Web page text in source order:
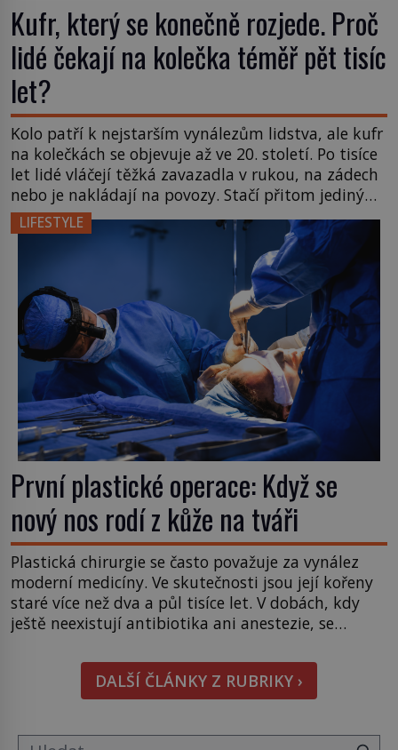
Kufr, který se konečně rozjede. Proč
lidé čekají na kolečka téměř pět tisíc
let?
Kolo patří k nejstarším vynálezům lidstva, ale kufr
na kolečkách se objevuje až ve 20. století. Po tisíce
let lidé vláčejí těžká zavazadla v rukou, na zádech
nebo je nakládají na povozy. Stačí přitom jediný
nápad, připevnit ke kufru kolečka. Jenže právě ten
nikdo dlouho nedostane. Až jednou se na letišti
LIFESTYLE
První plastické operace: Když se
nový nos rodí z kůže na tváři
Plastická chirurgie se často považuje za vynález
moderní medicíny. Ve skutečnosti jsou její kořeny
staré více než dva a půl tisíce let. V dobách, kdy
ještě neexistují antibiotika ani anestezie, se
znetvořené válkou, tresty nebo nehodami. Jejich
metody jsou překvapivě promyšlené a některé
principy používají chirurgové dodnes. Úplně první
DALŠÍ ČLÁNKY Z RUBRIKY ›